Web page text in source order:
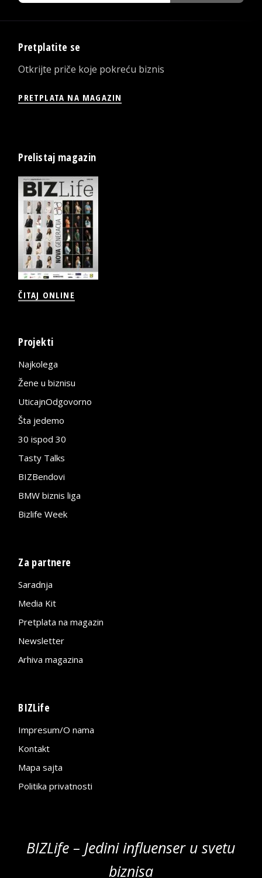
Pretplatite se
Otkrijte priče koje pokreću biznis
PRETPLATA NA MAGAZIN
Prelistaj magazin
ČITAJ ONLINE
Projekti
Najkolega
Žene u biznisu
UticajnOdgovorno
Šta jedemo
30 ispod 30
Tasty Talks
BIZBendovi
BMW biznis liga
Bizlife Week
Za partnere
Saradnja
Media Kit
Pretplata na magazin
Newsletter
Arhiva magazina
BIZLife
Impresum/O nama
Kontakt
Mapa sajta
Politika privatnosti
BIZLife – Jedini influenser u svetu
biznisa